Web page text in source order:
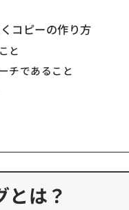
コピーの作り方
と
チであること
とは？